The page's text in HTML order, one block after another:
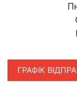
ГРАФІК